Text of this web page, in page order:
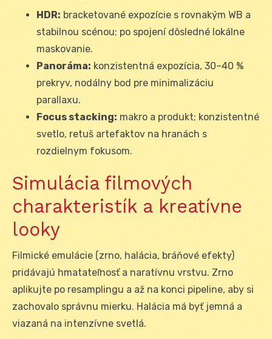
HDR: bracketované expozície s rovnakým WB a
stabilnou scénou; po spojení dôsledné lokálne
maskovanie.
Panoráma: konzistentná expozícia, 30–40 %
prekryv, nodálny bod pre minimalizáciu
parallaxu.
Focus stacking: makro a produkt; konzistentné
svetlo, retuš artefaktov na hranách s
rozdielnym fokusom.
Simulácia filmových
charakteristík a kreatívne
looky
Filmické emulácie (zrno, halácia, bráňové efekty)
pridávajú hmatateľnosť a naratívnu vrstvu. Zrno
aplikujte po resamplingu a až na konci pipeline, aby si
zachovalo správnu mierku. Halácia má byť jemná a
viazaná na intenzívne svetlá.